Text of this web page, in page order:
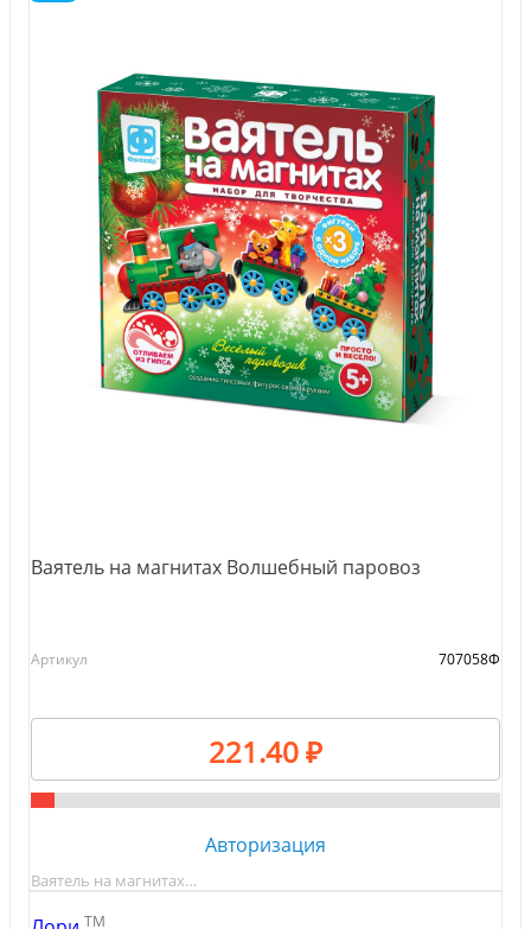
Ваятель на магнитах Волшебный паровоз
Артикул 707058Ф
221.40 ₽
Авторизация
Ваятель на магнитах…
TM